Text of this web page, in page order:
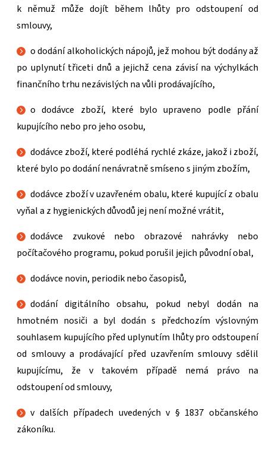
k němuž může dojít během lhůty pro odstoupení od
smlouvy,
o dodání alkoholických nápojů, jež mohou být dodány až
po uplynutí třiceti dnů a jejichž cena závisí na výchylkách
finančního trhu nezávislých na vůli prodávajícího,
o dodávce zboží, které bylo upraveno podle přání
kupujícího nebo pro jeho osobu,
dodávce zboží, které podléhá rychlé zkáze, jakož i zboží,
které bylo po dodání nenávratně smíseno s jiným zbožím,
dodávce zboží v uzavřeném obalu, které kupující z obalu
vyňal a z hygienických důvodů jej není možné vrátit,
dodávce zvukové nebo obrazové nahrávky nebo
počítačového programu, pokud porušil jejich původní obal,
dodávce novin, periodik nebo časopisů,
dodání digitálního obsahu, pokud nebyl dodán na
hmotném nosiči a byl dodán s předchozím výslovným
souhlasem kupujícího před uplynutím lhůty pro odstoupení
od smlouvy a prodávající před uzavřením smlouvy sdělil
kupujícímu, že v takovém případě nemá právo na
odstoupení od smlouvy,
v dalších případech uvedených v § 1837 občanského
zákoníku.